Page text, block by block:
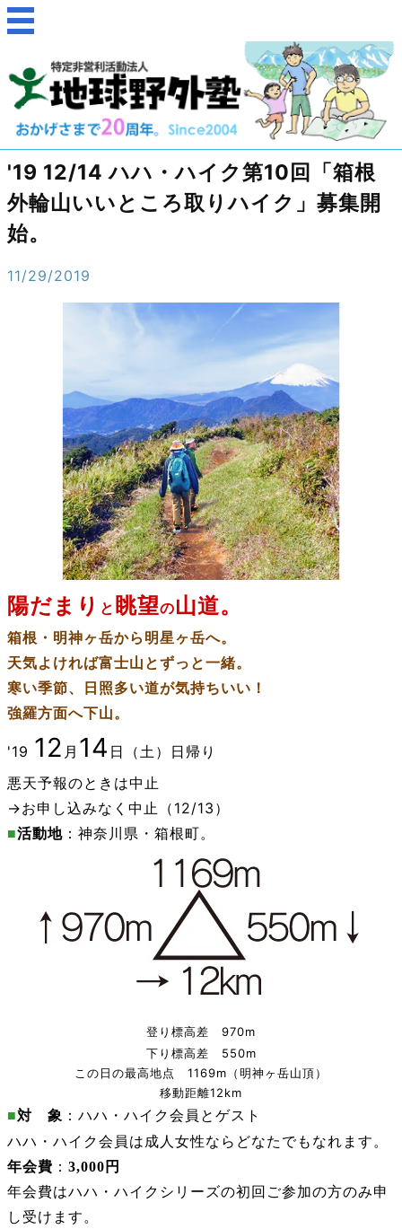
'19 12/14 ハハ・ハイク第10回「箱根
外輪山いいところ取りハイク」募集開
始。
11/29/2019
陽だまり と 眺望の山道。
箱根・明神ヶ岳から明星ヶ岳へ。
天気よければ富士山とずっと一緒。
寒い季節、日照多い道が気持ちいい！
強羅方面へ下山。
'19 12 月 14 日（土） 日帰り
悪天予報のときは中止
→お申し込みなく中止（12/13）
■活動地 ：神奈川県・箱根町。
登り標高差 970m
下り標高差 550m
この日の最高地点 1169m（明神ヶ岳山頂）
移動距離12km
■対 象 ：ハハ・ハイク会員とゲスト
ハハ・ハイク会員は成人女性ならどなたでもなれます。
年会費 ： 3,000円
年会費はハハ・ハイクシリーズの初回ご参加の方のみ申
し受けます。